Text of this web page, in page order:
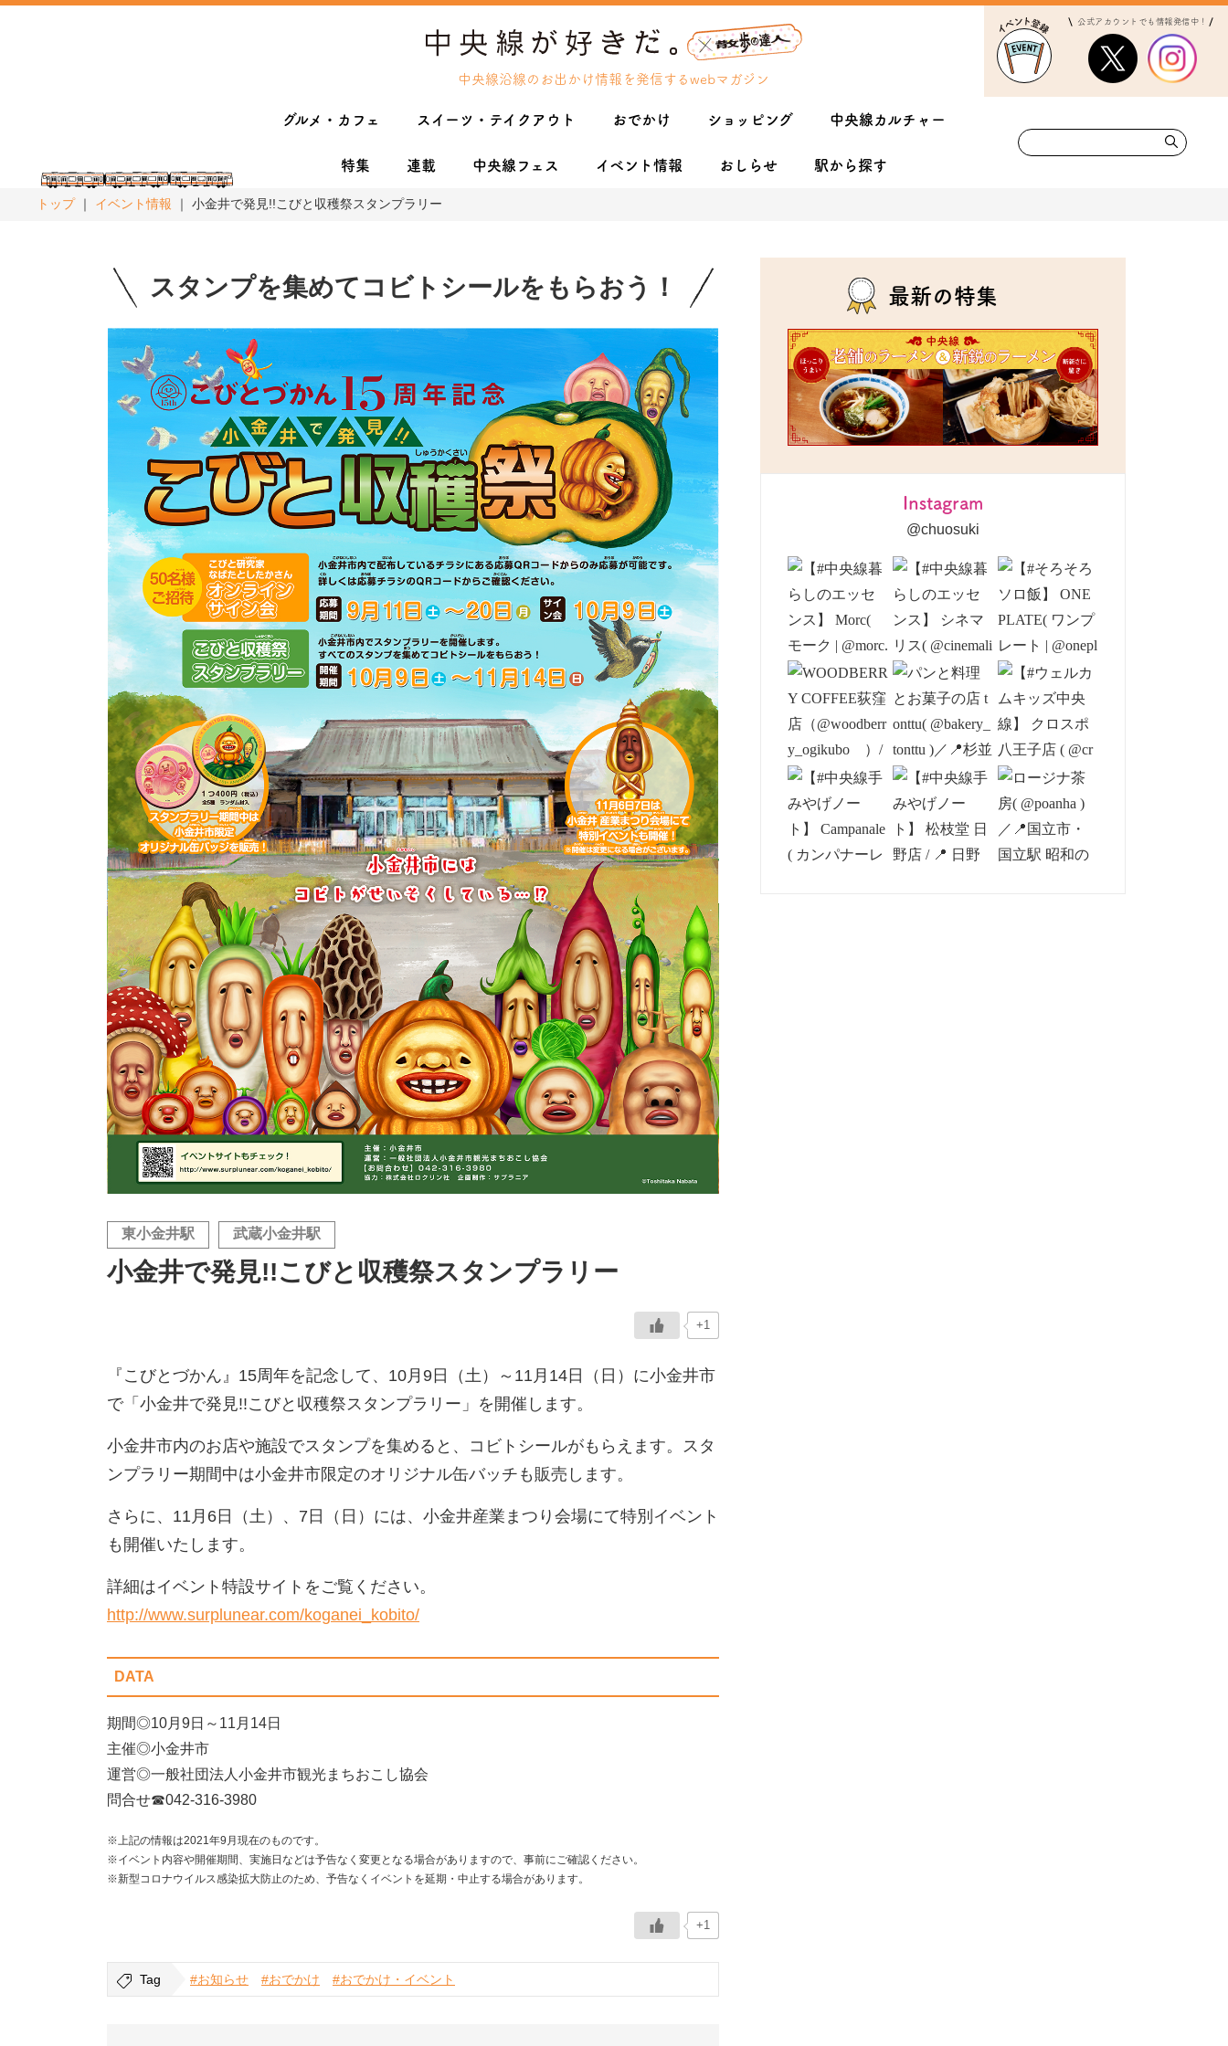
中央線沿線のお出かけ情報を発信するwebマガジン
公式アカウントでも情報発信中！
グルメ・カフェ スイーツ・テイクアウト おでかけ ショッピング 中央線カルチャー
特集 連載 中央線フェス イベント情報 おしらせ 駅から探す
トップ イベント情報 小金井で発見!!こびと収穫祭スタンプラリー
スタンプを集めてコビトシールをもらおう！
東小金井駅 武蔵小金井駅
小金井で発見!!こびと収穫祭スタンプラリー
+1
『こびとづかん』15周年を記念して、10月9日（土）～11月14日（日）に小金井市
で「小金井で発見!!こびと収穫祭スタンプラリー」を開催します。
小金井市内のお店や施設でスタンプを集めると、コビトシールがもらえます。スタ
ンプラリー期間中は小金井市限定のオリジナル缶バッチも販売します。
さらに、11月6日（土）、7日（日）には、小金井産業まつり会場にて特別イベント
も開催いたします。
詳細はイベント特設サイトをご覧ください。
http://www.surplunear.com/koganei_kobito/
DATA
期間◎10月9日～11月14日
主催◎小金井市
運営◎一般社団法人小金井市観光まちおこし協会
問合せ☎042-316-3980
※上記の情報は2021年9月現在のものです。
※イベント内容や開催期間、実施日などは予告なく変更となる場合がありますので、事前にご確認ください。
※新型コロナウイルス感染拡大防止のため、予告なくイベントを延期・中止する場合があります。
+1
Tag #お知らせ #おでかけ #おでかけ・イベント
最新の特集
Instagram
@chuosuki